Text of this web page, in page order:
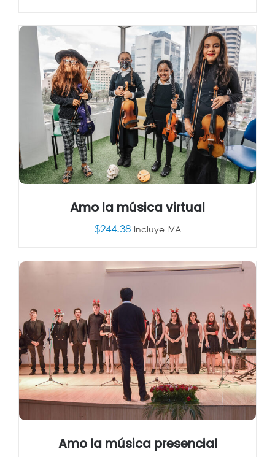
AÑADIR AL CARRITO / DETALLES
AÑADIR AL CARRITO / DETALLES
Amo la música virtual
$244.38 Incluye IVA
Amo la música presencial